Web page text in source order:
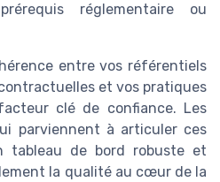
réglementaire ou
entre vos référentiels
et vos pratiques
clé de confiance. Les
parviennent à articuler ces
tableau de bord robuste et
la qualité au cœur de la